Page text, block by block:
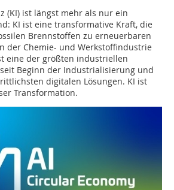
(KI) ist längst mehr als nur ein
KI ist eine transformative Kraft, die
Brennstoffen zu erneuerbaren
der Chemie- und Werkstoffindustrie
eine der größten industriellen
Beginn der Industrialisierung und
digitalen Lösungen. KI ist
Transformation.